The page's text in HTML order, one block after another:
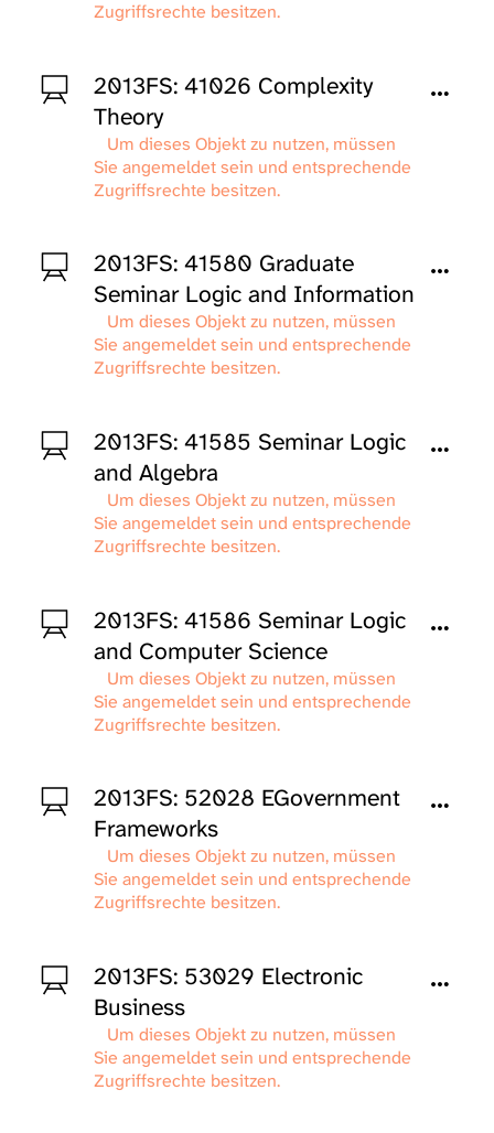
Zugriffsrechte besitzen.
2013FS: 41026 Complexity
Theory
Um dieses Objekt zu nutzen, müssen
Sie angemeldet sein und entsprechende
Zugriffsrechte besitzen.
2013FS: 41580 Graduate
Seminar Logic and Information
Um dieses Objekt zu nutzen, müssen
Sie angemeldet sein und entsprechende
Zugriffsrechte besitzen.
2013FS: 41585 Seminar Logic
and Algebra
Um dieses Objekt zu nutzen, müssen
Sie angemeldet sein und entsprechende
Zugriffsrechte besitzen.
2013FS: 41586 Seminar Logic
and Computer Science
Um dieses Objekt zu nutzen, müssen
Sie angemeldet sein und entsprechende
Zugriffsrechte besitzen.
2013FS: 52028 EGovernment
Frameworks
Um dieses Objekt zu nutzen, müssen
Sie angemeldet sein und entsprechende
Zugriffsrechte besitzen.
2013FS: 53029 Electronic
Business
Um dieses Objekt zu nutzen, müssen
Sie angemeldet sein und entsprechende
Zugriffsrechte besitzen.